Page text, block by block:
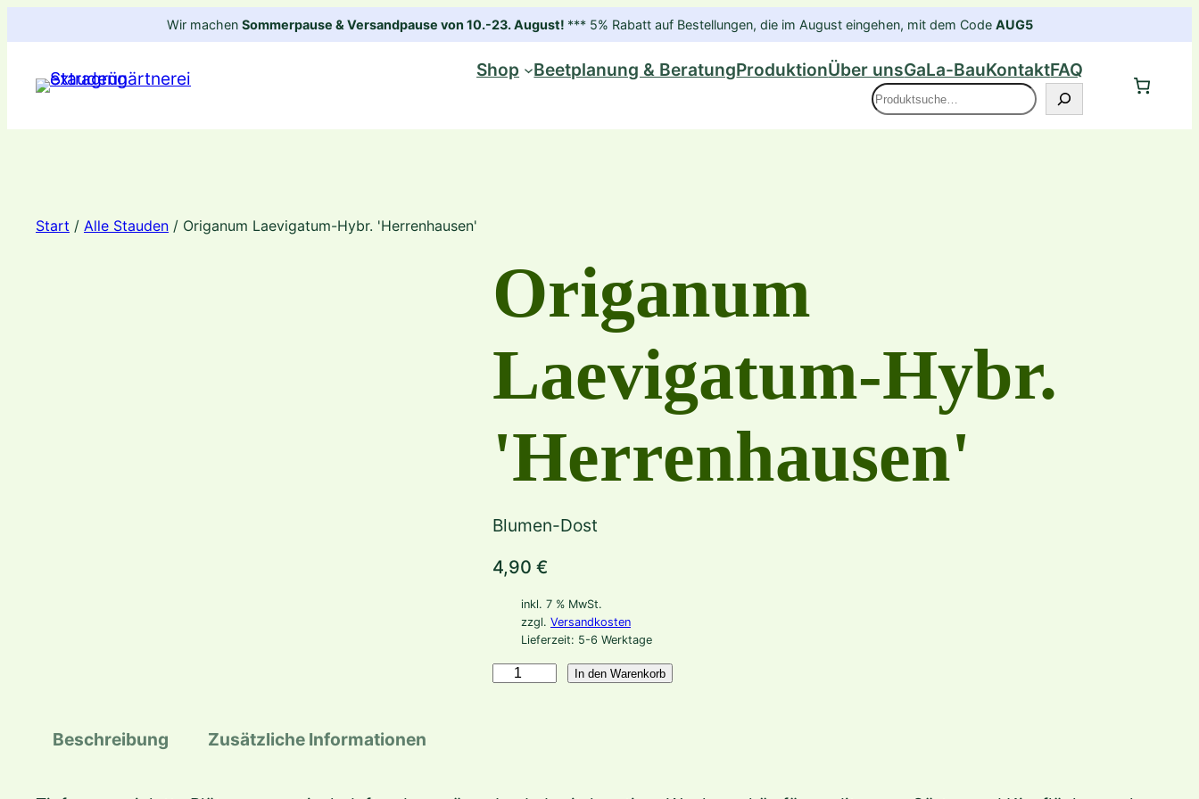
Inhalt
springen
Wir machen Sommerpause & Versandpause von 10.-23. August! *** 5% Rabatt auf Bestellungen, die im August eingehen, mit dem Code AUG5
Shop Beetplanung & BeratungProduktionÜber unsGaLa-BauKontaktFAQ
Suche
Start / Alle Stauden / Origanum Laevigatum-Hybr. 'Herrenhausen'
Origanum
Laevigatum-Hybr.
'Herrenhausen'
Blumen-Dost
4,90 €
inkl. 7 % MwSt.
zzgl. Versandkosten
Lieferzeit: 5-6 Werktage
In den Warenkorb
Beschreibung Zusätzliche Informationen